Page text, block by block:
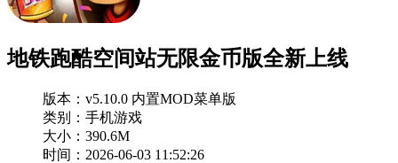
地铁跑酷空间站无限金币版全新上线
版本： v5.10.0 内置MOD菜单版
类别：手机游戏
大小：390.6M
时间：2026-06-03 11:52:26